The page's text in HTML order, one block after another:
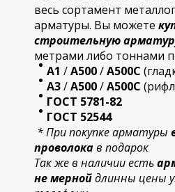
весь сортамент
арматуры. Вы можете
строительнуюарматур
метрами либо тоннами
А1 /А500/А500С
А3/А500/А500С
ГОСТ 5781-82
ГОСТ 52544
* При покупке арматуры
проволокав подарок
Так же в наличии есть
не мернойдлинны цены